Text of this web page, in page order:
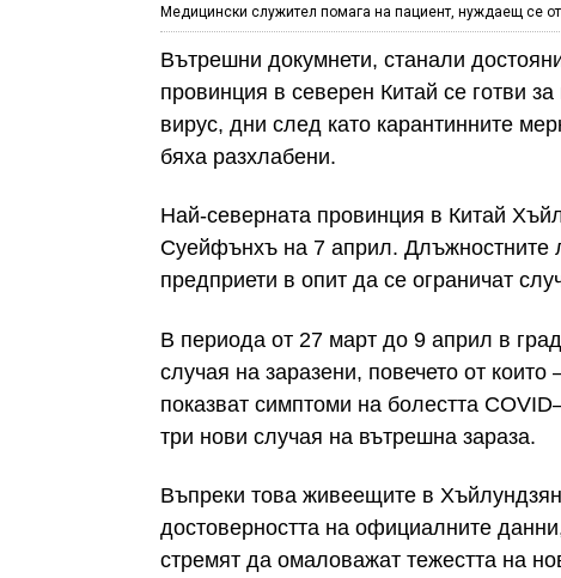
Медицински служител помага на пациент, нуждаещ се
Вътрешни докумнети, станали
провинция в северен Китай се готви
вирус, дни след като карантинните
бяха разхлабени.
Най-северната провинция в Китай
Суейфънхъ на 7 април. Длъжностните
предприети в опит да се ограничат
В периода от 27 март до 9 април в
случая на заразени, повечето от
показват симптоми на болестта
три нови случая на вътрешна зараза.
Въпреки това живеещите в
достоверността на официалните
стремят да омаловажат тежестта на